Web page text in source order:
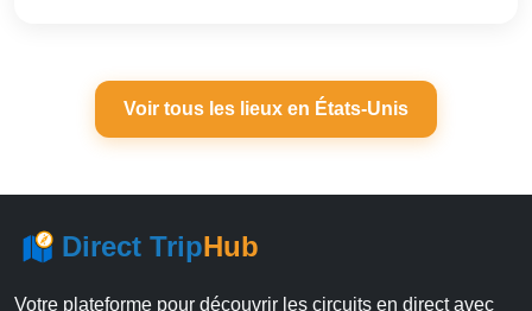
Voir tous les lieux en États-Unis
Direct TripHub
Votre plateforme pour découvrir les circuits en direct avec